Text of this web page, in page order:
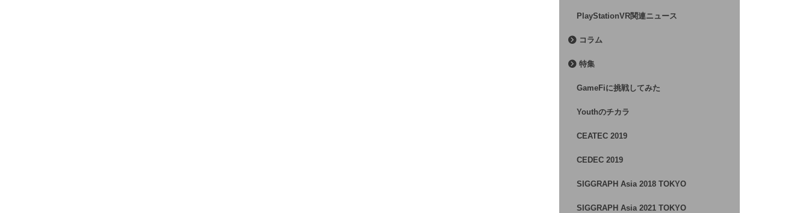
PlayStationVR関連ニュース
コラム
特集
GameFiに挑戦してみた
Youthのチカラ
CEATEC 2019
CEDEC 2019
SIGGRAPH Asia 2018 TOKYO
SIGGRAPH Asia 2021 TOKYO